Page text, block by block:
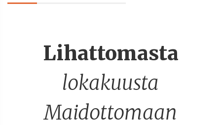
Lihattomasta
lokakuusta
Maidottomaan